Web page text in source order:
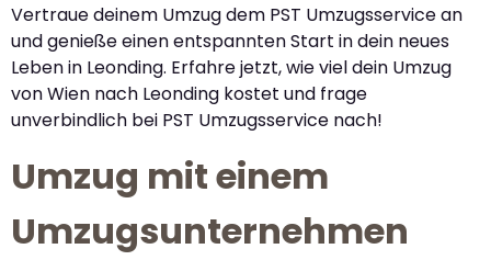
Vertraue deinem Umzug dem PST Umzugsservice an
und genieße einen entspannten Start in dein neues
Leben in Leonding. Erfahre jetzt, wie viel dein Umzug
von Wien nach Leonding kostet und frage
unverbindlich bei PST Umzugsservice nach!
Umzug mit einem
Umzugsunternehmen